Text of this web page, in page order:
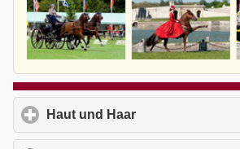
Haut und Haar